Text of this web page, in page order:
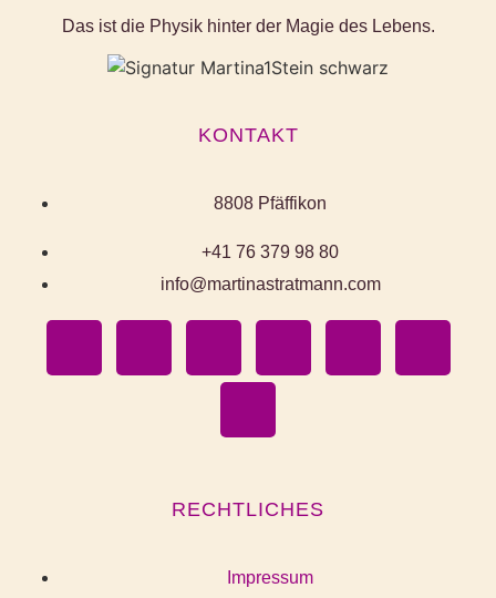
Das ist die Physik hinter der Magie des Lebens.
KONTAKT
8808 Pfäffikon
+41 76 379 98 80
info@martinastratmann.com
RECHTLICHES
Impressum